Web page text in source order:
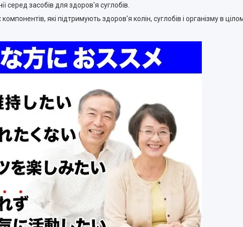
серед засобів для здоров'я суглобів.
які підтримують здоров'я колін, суглобів і організму в